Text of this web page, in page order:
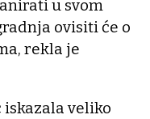
u svom
ovisiti će o
rekla je
veliko